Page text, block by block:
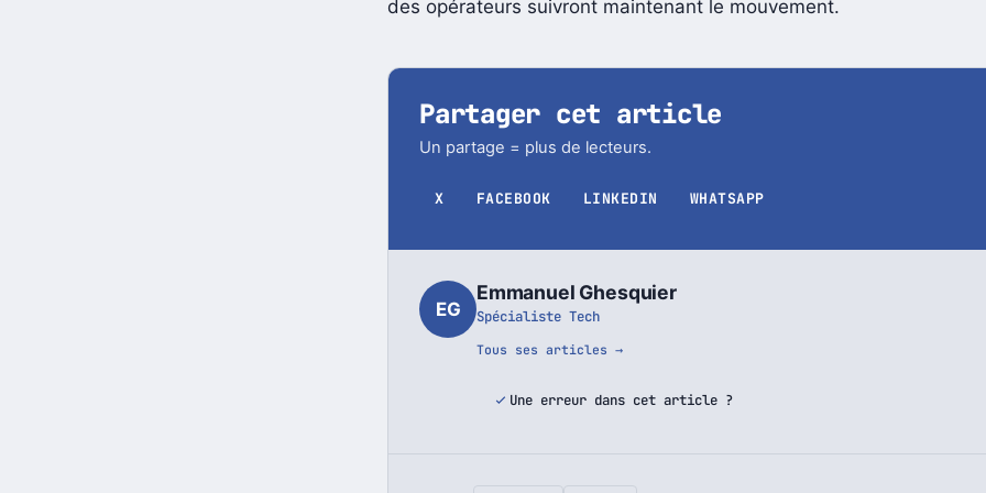
écho favorable dans de nombreux pays, espérons que des
Partager cet article
Un partage = plus de lecteurs.
Spécialiste Tech
Tous ses articles →